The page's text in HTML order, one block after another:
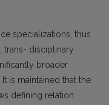
specializations, thus
trans- disciplinary
broader
is maintained that the
defining relation